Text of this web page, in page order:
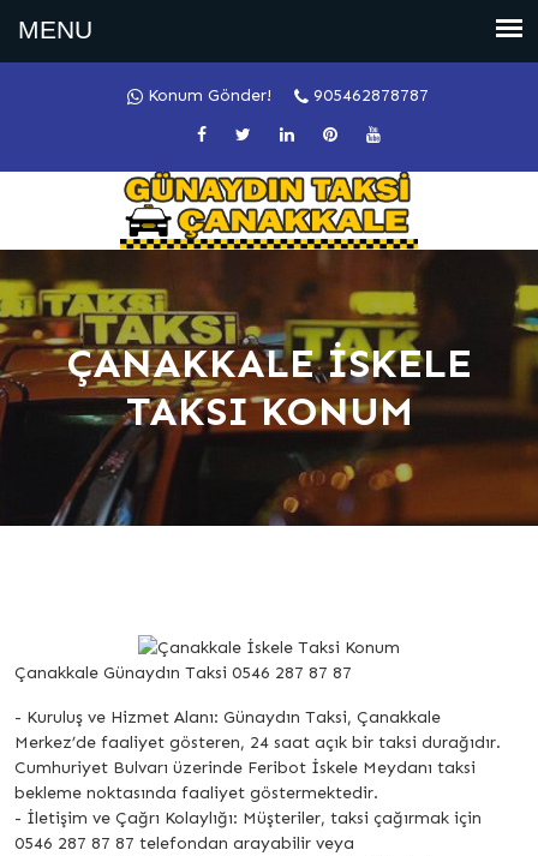
Konum Gönder! 905462878787
ÇANAKKALE İSKELE
TAKSI KONUM
Çanakkale Günaydın Taksi 0546 287 87 87
- Kuruluş ve Hizmet Alanı: Günaydın Taksi, Çanakkale
Merkez’de faaliyet gösteren, 24 saat açık bir taksi durağıdır.
Cumhuriyet Bulvarı üzerinde Feribot İskele Meydanı taksi
bekleme noktasında faaliyet göstermektedir.
- İletişim ve Çağrı Kolaylığı: Müşteriler, taksi çağırmak için
0546 287 87 87 telefondan arayabilir veya